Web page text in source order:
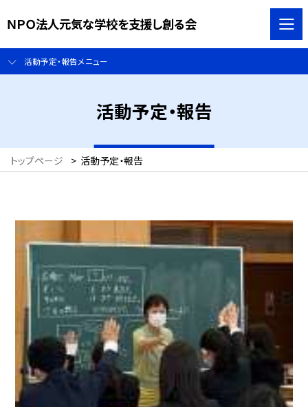
ＮＰＯ法人元気な学校を支援し創る会
活動予定・報告メニュー
活動予定・報告
トップページ > 活動予定・報告